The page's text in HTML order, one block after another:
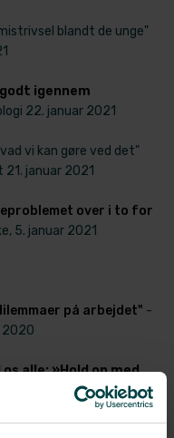
blandt de unge"
igennem
22. januar 2021
vi kan gøre ved det"
januar 2021
over i to for
5. januar 2021
på arbejdet" -
2020
alle: »Hold op med
snart forsvinde" -